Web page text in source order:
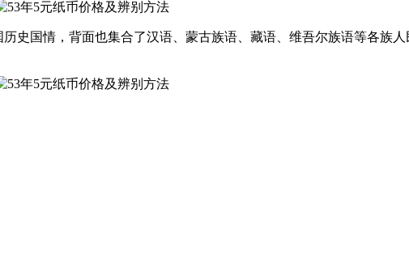
国情，背面也集合了汉语、蒙古族语、藏语、维吾尔族语等各族人